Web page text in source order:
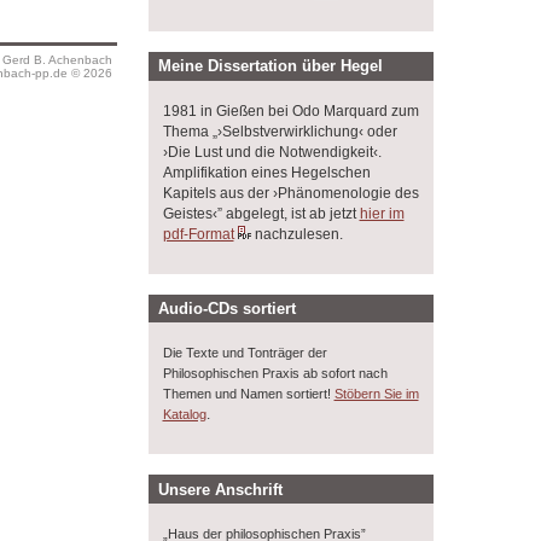
B. Achenbach
pp.de © 2026
Meine Dissertation über Hegel
1981 in Gießen bei Odo Marquard zum
Thema „›Selbstverwirklichung‹ oder
›Die Lust und die Notwendigkeit‹.
Amplifikation eines Hegelschen
Kapitels aus der ›Phänomenologie des
Geistes‹” abgelegt, ist ab jetzt hier im
pdf-Format
nachzulesen.
Audio-CDs sortiert
Die Texte und Tonträger der
Philosophischen Praxis ab sofort nach
Themen und Namen sortiert! Stöbern Sie im
Katalog.
Unsere Anschrift
„Haus der philosophischen Praxis”